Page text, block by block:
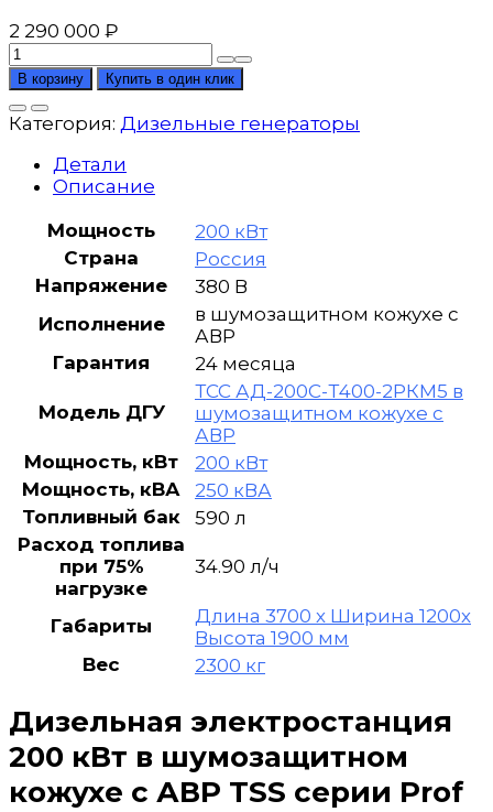
2 290 000 ₽
Количество
товара
Дизельный
генератор
АД-200С-
Т400-
шумозащитном
В корзину Купить в один клик
Категория: Дизельные генераторы
Детали
Описание
Мощность
200 кВт
Страна
Россия
Напряжение
380 В
Исполнение
в шумозащитном кожухе с
АВР
Гарантия
24 месяца
Модель ДГУ
ТСС АД-200С-Т400-2РКМ5 в
шумозащитном кожухе с
АВР
Мощность, кВт
200 кВт
Мощность, кВА
250 кВА
Топливный бак
590 л
Расход топлива
при 75%
нагрузке
34.90 л/ч
Габариты
Длина 3700 х Ширина 1200х
Высота 1900 мм
Вес
2300 кг
Дизельная электростанция
200 кВт в шумозащитном
кожухе с АВР TSS серии Prof